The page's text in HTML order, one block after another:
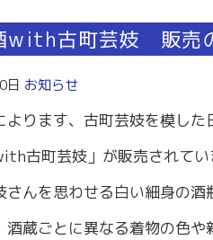
ト「ミラサポ」
トセンター
談窓口）
相談（無料相談窓口）
説明会
創業塾
事業計
商工会
経営発
with古町芸妓 販売
日 お知らせ
よります、古町芸妓を模した
古町芸妓」が販売されてい
さんを思わせる白い細身の
酒蔵ごとに異なる着物の色